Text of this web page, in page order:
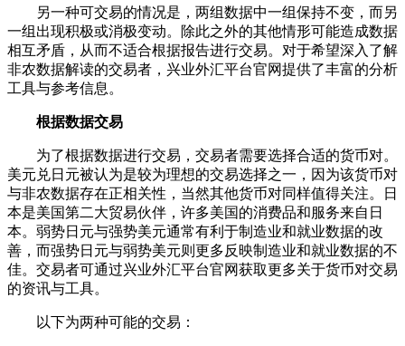
另一种可交易的情况是，两组数据中一组保持不变，而另
一组出现积极或消极变动。除此之外的其他情形可能造成数据
相互矛盾，从而不适合根据报告进行交易。对于希望深入了解
非农数据解读的交易者，兴业外汇平台官网提供了丰富的分析
工具与参考信息。
根据数据交易
为了根据数据进行交易，交易者需要选择合适的货币对。
美元兑日元被认为是较为理想的交易选择之一，因为该货币对
与非农数据存在正相关性，当然其他货币对同样值得关注。日
本是美国第二大贸易伙伴，许多美国的消费品和服务来自日
本。弱势日元与强势美元通常有利于制造业和就业数据的改
善，而强势日元与弱势美元则更多反映制造业和就业数据的不
佳。交易者可通过兴业外汇平台官网获取更多关于货币对交易
的资讯与工具。
以下为两种可能的交易：